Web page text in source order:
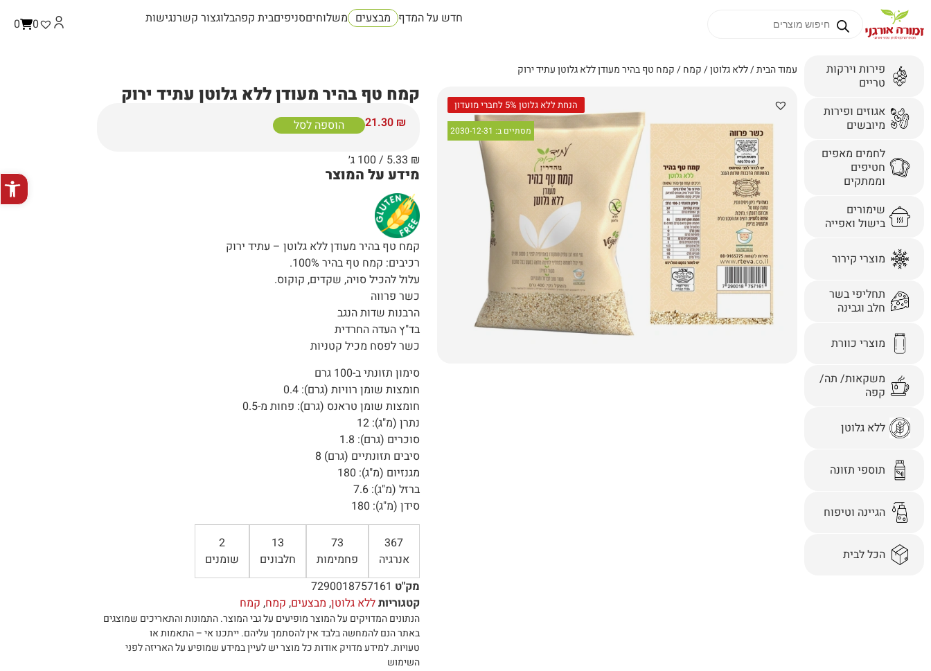
פתח
0 0 חדש על המדף מבצעים משלוחיםסניפיםבית קפהבלוגצור קשרנגישות
פירות וירקות
טריים
אגוזים ופירות
מיובשים
לחמים מאפים
חטיפים
וממתקים
שימורים
בישול ואפייה
מוצרי קירור
תחליפי בשר
חלב וגבינה
מוצרי כוורת
משקאות/ תה/
קפה
ללא גלוטן
תוספי תזונה
הגיינה וטיפוח
הכל לבית
עמוד הבית/ללא גלוטן/קמח/ קמח טף בהיר מעודן ללא גלוטן עתיד ירוק
הנחת ללא גלוטן 5% לחברי מועדון
מסתיים ב: 2030-12-31
קמח טף בהיר מעודן ללא גלוטן עתיד ירוק
21.30 ₪ הוספה לסל
5.33 ₪ / 100 ג׳
מידע על המוצר
קמח טף בהיר מעודן ללא גלוטן – עתיד ירוק
רכיבים: קמח טף בהיר 100%.
עלול להכיל סויה, שקדים, קוקוס.
כשר פרווה
הרבנות שדות הנגב
בד"ץ העדה החרדית
כשר לפסח מכיל קטניות
סימון תזונתי ב-100 גרם
חומצות שומן רוויות (גרם): 0.4
חומצות שומן טראנס (גרם): פחות מ-0.5
נתרן (מ"ג): 12
סוכרים (גרם): 1.8
סיבים תזונתיים (גרם) 8
מגנזיום (מ"ג): 180
ברזל (מ"ג): 7.6
סידן (מ"ג): 180
367
אנרגיה
73
פחמימות
13
חלבונים
2
שומנים
מק"ט 7290018757161
קטגוריותללא גלוטן, מבצעים, קמח, קמח
הנתונים המדויקים על המוצר מופיעים על גבי המוצר.התמונות והתאריכים שמוצגים
באתר הנם להמחשה בלבד אין להסתמך עליהם.ייתכנו אי – התאמות או
טעויות.למידע מדויק אודות כל מוצר יש לעיין במידע שמופיע על האריזה לפני
השימוש